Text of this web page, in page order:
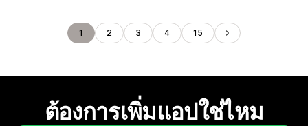
1 2 3 4 15
ต้องการเพิ่มแอปใช่ไหม